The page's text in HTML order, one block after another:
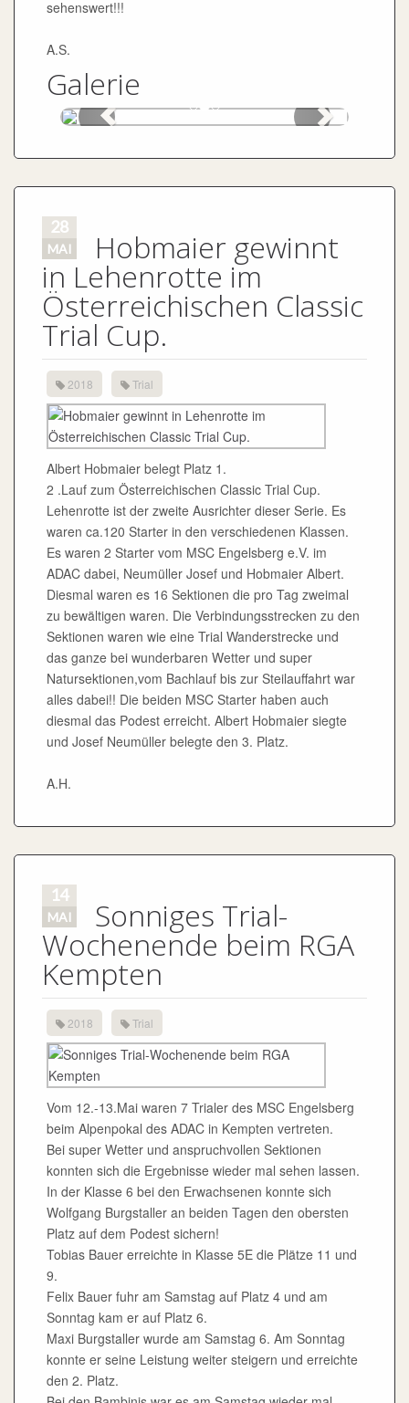
sehenswert!!!
A.S.
Galerie
28
MAI Hobmaier gewinnt
in Lehenrotte im
Österreichischen Classic
Trial Cup.
2018 Trial
Albert Hobmaier belegt Platz 1.
2 .Lauf zum Österreichischen Classic Trial Cup.
Lehenrotte ist der zweite Ausrichter dieser Serie. Es
waren ca.120 Starter in den verschiedenen Klassen.
Es waren 2 Starter vom MSC Engelsberg e.V. im
ADAC dabei, Neumüller Josef und Hobmaier Albert.
Diesmal waren es 16 Sektionen die pro Tag zweimal
zu bewältigen waren. Die Verbindungsstrecken zu den
Sektionen waren wie eine Trial Wanderstrecke und
das ganze bei wunderbaren Wetter und super
Natursektionen,vom Bachlauf bis zur Steilauffahrt war
alles dabei!! Die beiden MSC Starter haben auch
diesmal das Podest erreicht. Albert Hobmaier siegte
und Josef Neumüller belegte den 3. Platz.
A.H.
14
MAI Sonniges Trial-
Wochenende beim RGA
Kempten
2018 Trial
Vom 12.-13.Mai waren 7 Trialer des MSC Engelsberg
beim Alpenpokal des ADAC in Kempten vertreten.
Bei super Wetter und anspruchvollen Sektionen
konnten sich die Ergebnisse wieder mal sehen lassen.
In der Klasse 6 bei den Erwachsenen konnte sich
Wolfgang Burgstaller an beiden Tagen den obersten
Platz auf dem Podest sichern!
Tobias Bauer erreichte in Klasse 5E die Plätze 11 und
9.
Felix Bauer fuhr am Samstag auf Platz 4 und am
Sonntag kam er auf Platz 6.
Maxi Burgstaller wurde am Samstag 6. Am Sonntag
konnte er seine Leistung weiter steigern und erreichte
den 2. Platz.